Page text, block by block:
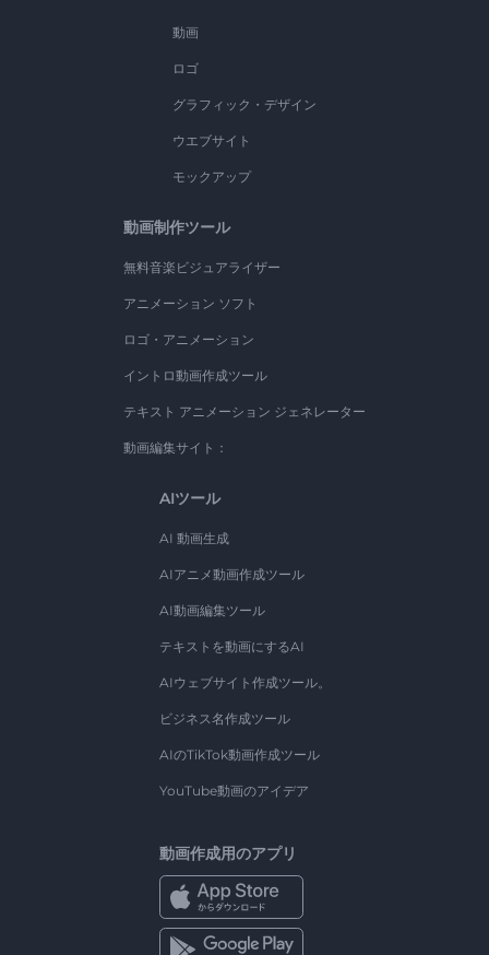
動画
ロゴ
グラフィック・デザイン
ウエブサイト
モックアップ
動画制作ツール
無料音楽ビジュアライザー
アニメーション ソフト
ロゴ・アニメーション
イントロ動画作成ツール
テキスト アニメーション ジェネレーター
動画編集サイト：
AIツール
AI 動画生成
AIアニメ動画作成ツール
AI動画編集ツール
テキストを動画にするAI
AIウェブサイト作成ツール。
ビジネス名作成ツール
AIのTikTok動画作成ツール
YouTube動画のアイデア
動画作成用のアプリ